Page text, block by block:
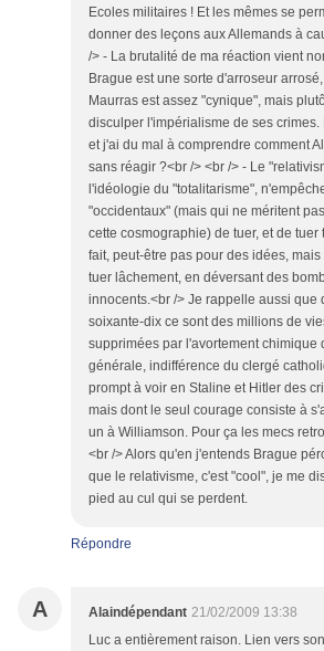
Ecoles militaires ! Et les mêmes se
donner des leçons aux Allemands à
/> - La brutalité de ma réaction vient
Brague est une sorte d'arroseur
Maurras est assez "cynique", mais
disculper l'impérialisme de ses crimes.
et j'ai du mal à comprendre comment
sans réagir ?<br /> <br /> - Le
l'idéologie du "totalitarisme",
"occidentaux" (mais qui ne méritent
cette cosmographie) de tuer, et de
fait, peut-être pas pour des idées,
tuer lâchement, en déversant des
innocents.<br /> Je rappelle aussi que
soixante-dix ce sont des millions de
supprimées par l'avortement chimique
générale, indifférence du clergé
prompt à voir en Staline et Hitler des
mais dont le seul courage consiste à
un à Williamson. Pour ça les mecs
<br /> Alors qu'en j'entends Brague
que le relativisme, c'est "cool", je me
pied au cul qui se perdent.
Répondre
A Alaindépendant 21/02/2009 13:38
Luc a entièrement raison. Lien vers